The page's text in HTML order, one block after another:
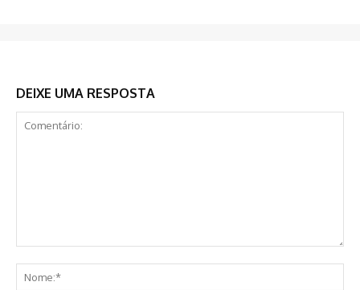
DEIXE UMA RESPOSTA